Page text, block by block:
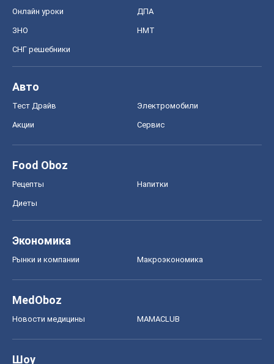
Онлайн уроки ДПА
ЗНО НМТ
СНГ решебники
Авто
Тест Драйв Электромобили
Акции Сервис
Food Oboz
Рецепты Напитки
Диеты
Экономика
Рынки и компании Mакроэкономика
MedOboz
Новости медицины MAMACLUB
Шоу